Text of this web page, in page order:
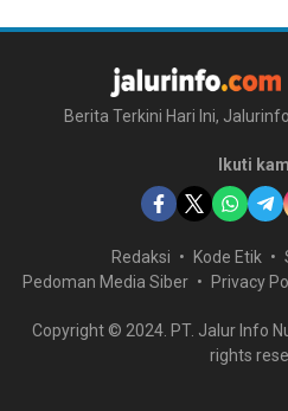
Berita Terkini Hari Ini,
Ikuti
Redaksi Kode Etik
Pedoman Media Siber
Privacy
Copyright © 2024. PT. Jalur Info
rights